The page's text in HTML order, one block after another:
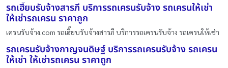
รถเฮี๊ยบรับจ้างสารภี บริการรถเครนรับจ้าง รถเครนให้เช่า
ให้เช่ารถเครน ราคาถูก
เครนรับจ้าง.com รถเฮี๊ยบรับจ้างสารภี บริการรถเครนรับจ้าง รถเครนให้เช่า
รถเครนรับจ้างกาญจนดิษฐ์ บริการรถเครนรับจ้าง รถเครน
ให้เช่า ให้เช่ารถเครน ราคาถูก